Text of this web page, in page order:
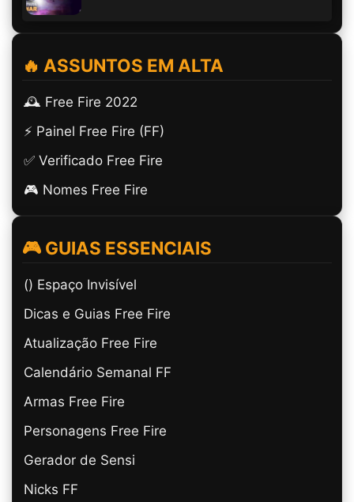
🔥 ASSUNTOS EM ALTA
🕰️ Free Fire 2022
⚡ Painel Free Fire (FF)
✅ Verificado Free Fire
🎮 Nomes Free Fire
🎮 GUIAS ESSENCIAIS
(ㅤ) Espaço Invisível
Dicas e Guias Free Fire
Atualização Free Fire
Calendário Semanal FF
Armas Free Fire
Personagens Free Fire
Gerador de Sensi
Nicks FF